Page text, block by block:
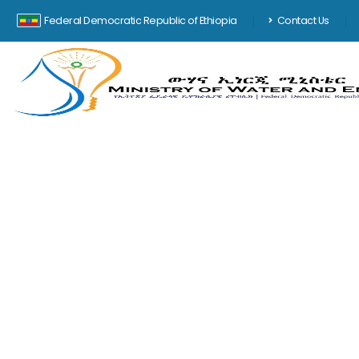
Federal Democratic Republic of Ethiopia Contact Us